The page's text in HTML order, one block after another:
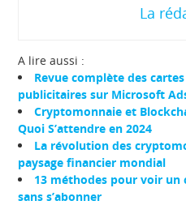
La
A lire aussi :
Revue complète des
publicitaires sur Microsoft
Cryptomonnaie et
Quoi S’attendre en 2024
La révolution des
paysage financier mondial
13 méthodes pour voir
sans s’abonner